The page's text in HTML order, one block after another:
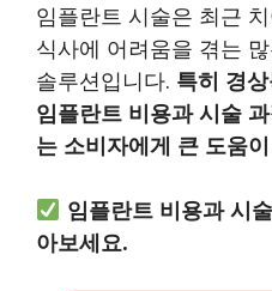
임플란트 시술은 최근
식사에 어려움을 겪는
솔루션입니다. 특히 경
임플란트 비용과 시술
는 소비자에게 큰 도움
임플란트 비용과 시
아보세요.